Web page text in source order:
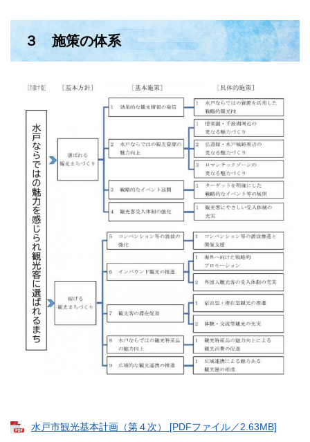
３ 施策の体系
水戸市観光基本計画（第４次） [PDFファイル／2.63MB]